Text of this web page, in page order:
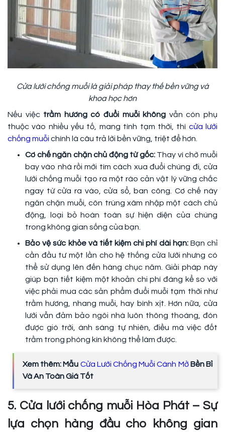
Cửa lưới chống muỗi là giải pháp thay thế bền vững và
khoa học hơn
Nếu việctrầm hương có đuổi muỗi không vẫn còn phụ
thuộc vào nhiều yếu tố, mang tính tạm thời, thì cửa lưới
chống muỗi chính là câu trả lời bền vững, triệt để hơn.
Cơ chế ngăn chặn chủ động từ gốc: Thay vì chờ muỗi
bay vào nhà rồi mới tìm cách xua đuổi chúng đi, cửa
lưới chống muỗi tạo ra một rào cản vật lý vững chắc
ngay từ cửa ra vào, cửa sổ, ban công. Cơ chế này
ngăn chặn muỗi, côn trùng xâm nhập một cách chủ
động, loại bỏ hoàn toàn sự hiện diện của chúng
trong không gian sống của bạn.
Bảo vệ sức khỏe và tiết kiệm chi phí dài hạn:Bạn chỉ
cần đầu tư một lần cho hệ thống cửa lưới nhưng có
thể sử dụng lên đến hàng chục năm. Giải pháp này
giúp bạn tiết kiệm một khoản chi phí đáng kể so với
việc phải mua các sản phẩm đuổi muỗi tạm thời như
trầm hương, nhang muỗi, hay bình xịt. Hơn nữa, cửa
lưới vẫn đảm bảo ngôi nhà luôn thông thoáng, đón
được gió trời, ánh sáng tự nhiên, điều mà việc đốt
trầm trong phòng kín không thể làm được.
Xem thêm: Mẫu Cửa Lưới Chống Muỗi Cánh MởBền Bỉ
Và An Toàn Giá Tốt
5. Cửa lưới chống muỗi Hòa Phát – Sự
lựa chọn hàng đầu cho không gian